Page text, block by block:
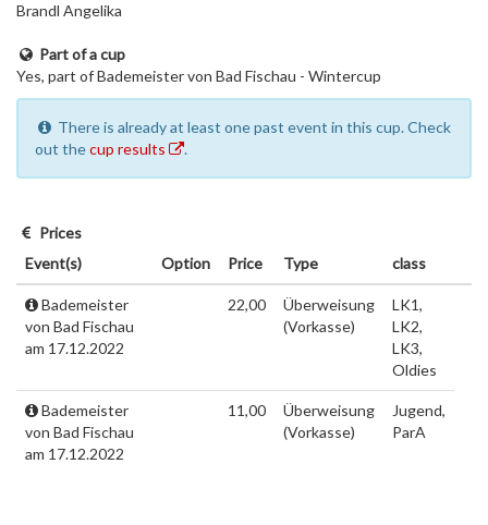
Brandl Angelika
Part of a cup
Yes, part of Bademeister von Bad Fischau - Wintercup
There is already at least one past event in this cup. Check
out thecup results .
Prices
Event(s)
Option Price Type class
Bademeister
von Bad Fischau
am 17.12.2022
22,00
Überweisung
(Vorkasse)
LK1,
LK2,
LK3,
Oldies
Bademeister
von Bad Fischau
am 17.12.2022
11,00
Überweisung
(Vorkasse)
Jugend,
ParA